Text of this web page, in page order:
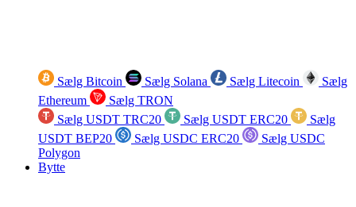
Sælg Bitcoin Sælg Solana Sælg Litecoin
Sælg
Ethereum
Sælg TRON
Sælg USDT TRC20
Sælg USDT ERC20
Sælg
USDT BEP20
Sælg USDC ERC20
Sælg USDC
Polygon
Bytte